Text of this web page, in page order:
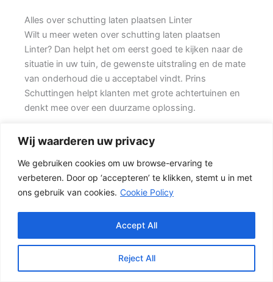
Wij waarderen uw privacy
We gebruiken cookies om uw browse-ervaring te
verbeteren. Door op ‘accepteren’ te klikken, stemt u in met
ons gebruik van cookies. Cookie Policy
Reject All
Accept All
Alles over schutting laten plaatsen Linter
Wilt u meer weten over schutting laten plaatsen
Linter? Dan helpt het om eerst goed te kijken naar de
situatie in uw tuin, de gewenste uitstraling en de mate
van onderhoud die u acceptabel vindt. Prins
Schuttingen helpt klanten met grote achtertuinen en
denkt mee over een duurzame oplossing.
Een goede schutting begint bij een duidelijke keuze.
Wilt u vooral privacy, dan is een dichte schutting
meestal de beste keuze. Daarbij spelen ook zaken
mee zoals windbelasting, hoogteverschillen,
grondsoort, erfgrens en de bereikbaarheid van de
tuin.
Schutting kiezen op basis van uitstraling en gebruik
In veel tuinen wordt gekozen voor een combinatie